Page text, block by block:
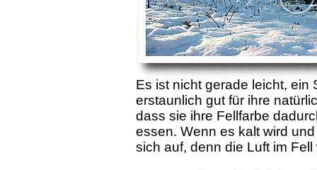
Es ist nicht gerade leicht, ein
erstaunlich gut für ihre
dass sie ihre Fellfarbe
essen. Wenn es kalt wird
sich auf, denn die Luft im